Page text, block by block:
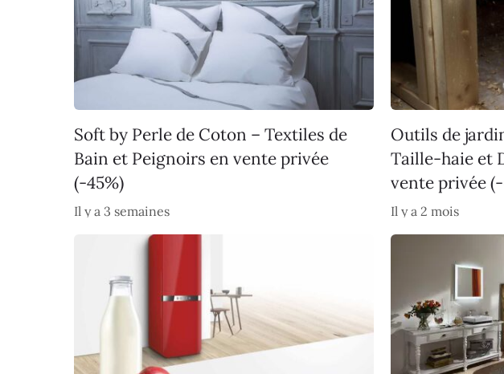
Soft by Perle de Coton – Textiles de
Bain et Peignoirs en vente privée
(-45%)
Il y a 3 semaines
Outils de
Taille-haie et
vente privée
Il y a 2 mois